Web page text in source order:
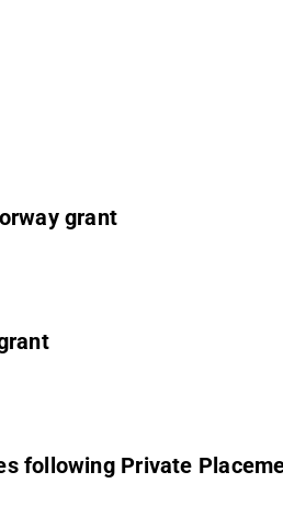
grant
following Private